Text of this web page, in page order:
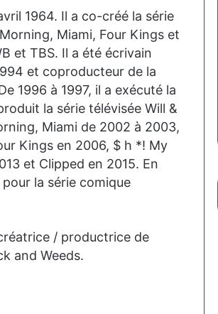
1964. Il a co-créé la série
Miami, Four Kings et
et TBS. Il a été écrivain
et coproducteur de la
1996 à 1997, il a exécuté la
la série télévisée Will &
Miami de 2002 à 2003,
Kings en 2006, $ h *! My
et Clipped en 2015. En
la série comique
/ productrice de
and Weeds.